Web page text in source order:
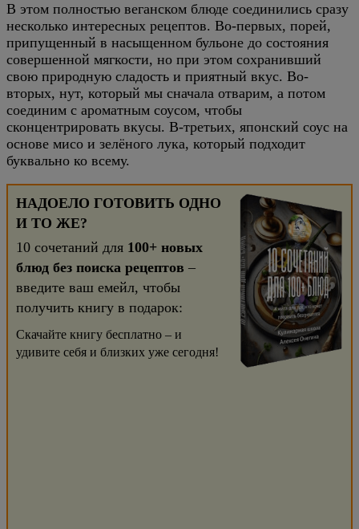
В этом полностью веганском блюде соединились сразу
несколько интересных рецептов. Во-первых, порей,
припущенный в насыщенном бульоне до состояния
совершенной мягкости, но при этом сохранивший
свою природную сладость и приятный вкус. Во-
вторых, нут, который мы сначала отварим, а потом
соединим с ароматным соусом, чтобы
сконцентрировать вкусы. В-третьих, японский соус на
основе мисо и зелёного лука, который подходит
буквально ко всему.
НАДОЕЛО ГОТОВИТЬ ОДНО
И ТО ЖЕ?
10 сочетаний для 100+ новых
блюд без поиска рецептов –
введите ваш емейл, чтобы
получить книгу в подарок:
Скачайте книгу бесплатно – и
удивите себя и близких уже сегодня!